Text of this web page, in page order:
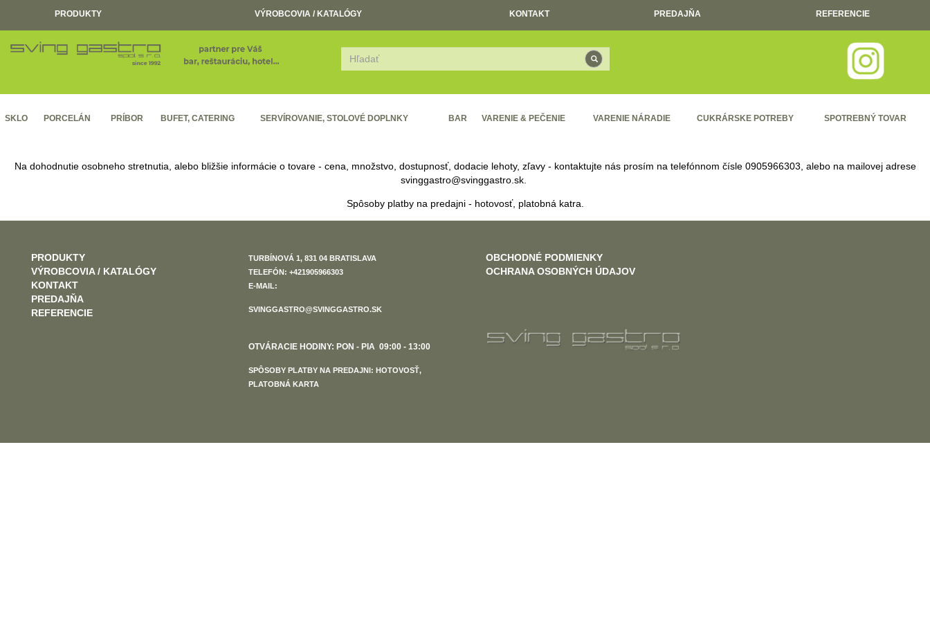
PRODUKTY VÝROBCOVIA / KATALÓGY KONTAKT PREDAJŇA REFERENCIE
SKLO PORCELÁN PRÍBOR BUFET, CATERING SERVÍROVANIE, STOLOVÉ DOPLNKY BAR VARENIE & PEČENIE VARENIE NÁRADIE CUKRÁRSKE POTREBY SPOTREBNÝ TOVAR
Na dohodnutie osobneho stretnutia, alebo bližšie informácie o tovare - cena, množstvo, dostupnosť, dodacie lehoty, zľavy - kontaktujte nás prosím na telefónnom čísle 0905966303 , alebo na mailovej adrese
svinggastro@svinggastro.sk
Spôsoby platby na predajni - hotovosť, platobná katra.
PRODUKTY
VÝROBCOVIA / KATALÓGY
KONTAKT
PREDAJŇA
REFERENCIE
TURBÍNOVÁ 1, 831 04 BRATISLAVA
TELEFÓN: +421905966303
E-MAIL:
SVINGGASTRO@SVINGGASTRO.SK
OTVÁRACIE HODINY: PON - PIA 09:00 - 13:00
SPÔSOBY PLATBY NA PREDAJNI: HOTOVOSŤ,
PLATOBNÁ KARTA
OBCHODNÉ PODMIENKY
OCHRANA OSOBNÝCH ÚDAJOV